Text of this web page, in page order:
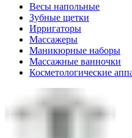
Весы напольные
Зубные щетки
Ирригаторы
Массажеры
Маникюрные наборы
Массажные ванночки
Косметологические